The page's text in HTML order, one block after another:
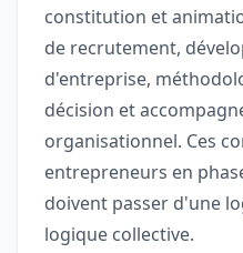
constitution et
de recrutement,
d'entreprise,
décision et
organisationnel. Ces
entrepreneurs en
doivent passer d'une
logique collective.